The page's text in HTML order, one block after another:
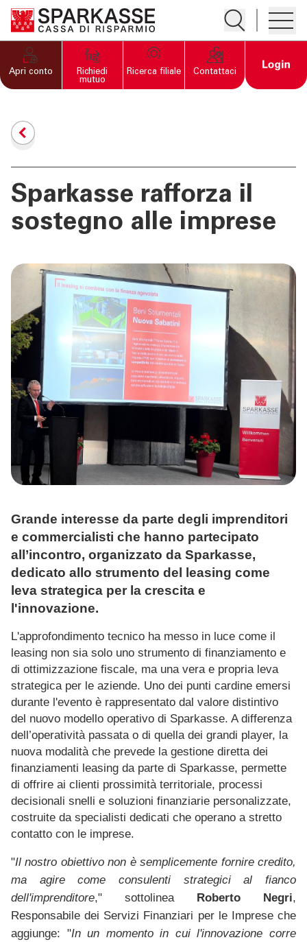
Apre la
Apre il
PRIVATI E FAMIGLIE
SERVIZI PRIVATI E
SERVIZI IMPRESE
CHI SIAMO
TOOL
ATTUALITÀ
CONTATTI
Apri conto
Richiedi
mutuo
Ricerca filiale Contattaci Open
Sparkasse rafforza il
sostegno alle imprese
Grande interesse da parte degli imprenditori
e commercialisti che hanno partecipato
all’incontro, organizzato da Sparkasse,
dedicato allo strumento del leasing come
leva strategica per la crescita e
l'innovazione.
L'approfondimento tecnico ha messo in luce come il
leasing non sia solo uno strumento di finanziamento e
di ottimizzazione fiscale, ma una vera e propria leva
strategica per le aziende. Uno dei punti cardine emersi
durante l'evento è rappresentato dal valore distintivo
del nuovo modello operativo di Sparkasse. A differenza
dell’operatività passata o di quella dei grandi player, la
nuova modalità che prevede la gestione diretta dei
finanziamenti leasing da parte di Sparkasse, permette
di offrire ai clienti prossimità territoriale, processi
decisionali snelli e soluzioni finanziarie personalizzate,
costruite da specialisti dedicati che operano a stretto
contatto con le imprese.
"Il nostro obiettivo non è semplicemente fornire credito,
ma agire come consulenti strategici al fianco
dell'imprenditore," sottolinea Roberto Negri,
Responsabile dei Servizi Finanziari per le Imprese che
aggiunge: "In un momento in cui l'innovazione corre